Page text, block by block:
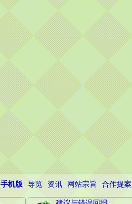
手机版 导览 资讯 网站宗旨 合作提案